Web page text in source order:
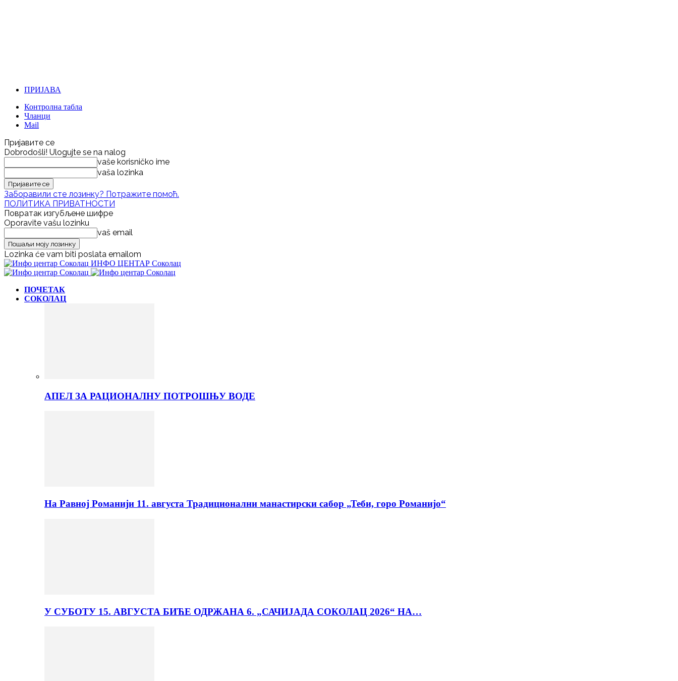
ПРИЈАВА
Контролна табла
Чланци
Mail
Пријавите се
Dobrodošli! Ulogujte se na nalog
vaše korisničko ime
vaša lozinka
Заборавили сте лозинку? Потражите помоћ.
ПОЛИТИКА ПРИВАТНОСТИ
Повратак изгубљене шифре
Oporavite vašu lozinku
vaš email
Lozinka će vam biti poslata emailom
ИНФО ЦЕНТАР Соколац
ПОЧЕТАК
СОКОЛАЦ
АПЕЛ ЗА РАЦИОНАЛНУ ПОТРОШЊУ ВОДЕ
На Равној Романији 11. августа Традиционални манастирски сабор „Теби, горо Романијо“
У СУБОТУ 15. АВГУСТА БИЋЕ ОДРЖАНА 6. „САЧИЈАДА СОКОЛАЦ 2026“ НА…